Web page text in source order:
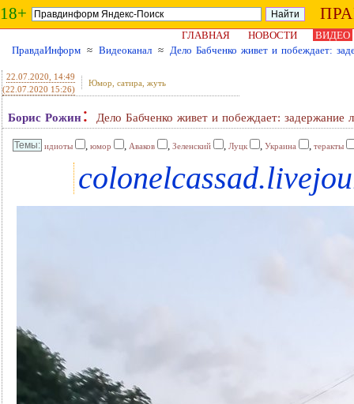
18+
ГЛАВНАЯ НОВОСТИ
ВИДЕО
ПравдаИнформ ≈ Видеоканал ≈ Дело Бабченко живет и побеждает:
22.07.2020 , 14:49
(22.07.2020 15:26)
Юмор, сатира, жуть
Борис Рожин: Дело Бабченко живет и побеждает: задержание
идиоты , юмор , Аваков , Зеленский , Луцк , Украина , теракты